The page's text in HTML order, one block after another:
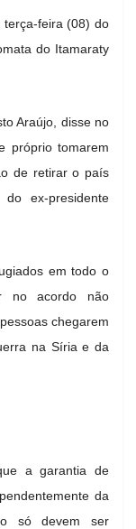
feira (08) do
do Itamaraty
Araújo, disse no
próprio tomarem
de retirar o país
ex-presidente
em todo o
no acordo não
chegarem
na Síria e da
a garantia de
da
só devem ser